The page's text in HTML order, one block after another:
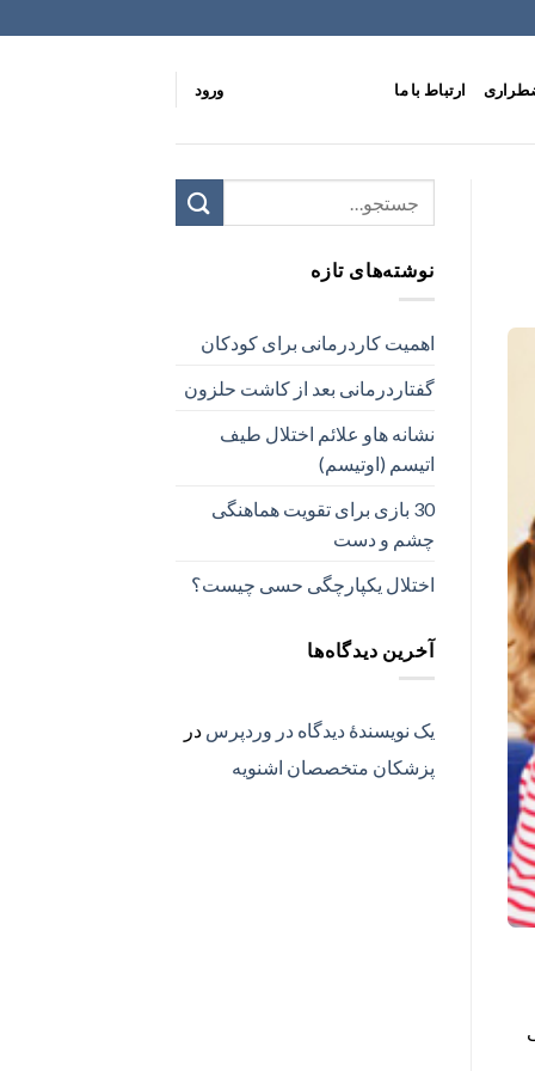
ارتباط با ما ورود
نوشته‌های تازه
اهمیت کاردرمانی برای کودکان
گفتاردرمانی بعد از کاشت حلزون
نشانه هاو علائم اختلال طیف
اتیسم (اوتیسم)
30 بازی برای تقویت هماهنگی
چشم و دست
اختلال یکپارچگی حسی چیست؟
آخرین دیدگاه‌ها
یک نویسندهٔ دیدگاه در وردپرس در
پزشکان متخصصان اشنویه